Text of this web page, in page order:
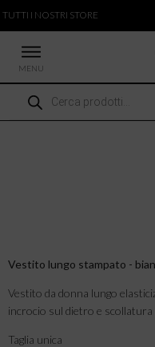
I NOSTRI STORE
MENU
Ricerca
prodotti
ARRIVI
Vestito lungo stampato -
Vestito da donna lungo
incrocio sul dietro e
Taglia unica